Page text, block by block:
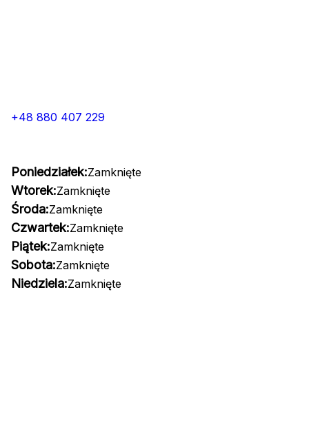
+48 880 407 229
Poniedziałek:Zamknięte
Wtorek:Zamknięte
Środa:Zamknięte
Czwartek:Zamknięte
Piątek:Zamknięte
Sobota:Zamknięte
Niedziela:Zamknięte